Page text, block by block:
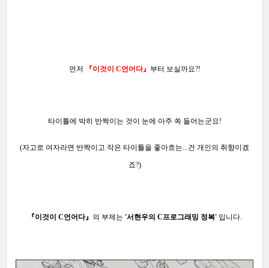
먼저 『이것이 C언어다』 부터 보실까요?!
타이틀에 박히 반짝이는 것이 눈에 아주 쏙 들어는군요!
(자고로 여자라면 반짝이고 작은 타이틀을 좋아흐는...건 개인의 취향이겠
죠?)
『이것이 C언어다』 의 부제는 '서 현우의 C프로그래밍 정복' 입니다.